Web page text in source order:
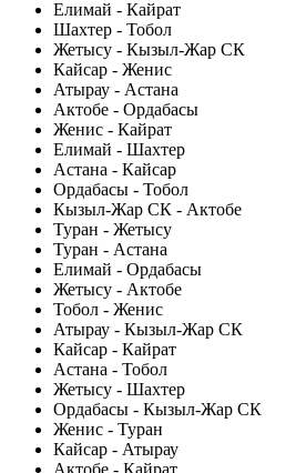
Елимай - Кайрат
Шахтер - Тобол
Жетысу - Кызыл-Жар СК
Кайсар - Женис
Атырау - Астана
Актобе - Ордабасы
Женис - Кайрат
Елимай - Шахтер
Астана - Кайсар
Ордабасы - Тобол
Кызыл-Жар СК - Актобе
Туран - Жетысу
Туран - Астана
Елимай - Ордабасы
Жетысу - Актобе
Тобол - Женис
Атырау - Кызыл-Жар СК
Кайсар - Кайрат
Астана - Тобол
Жетысу - Шахтер
Ордабасы - Кызыл-Жар СК
Женис - Туран
Кайсар - Атырау